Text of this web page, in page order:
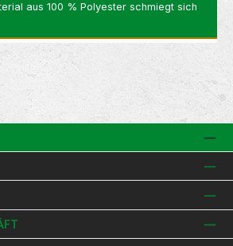
aus 100 % Polyester schmiegt sich